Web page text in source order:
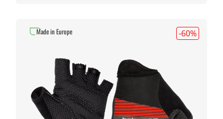
-60%
Made in Europe